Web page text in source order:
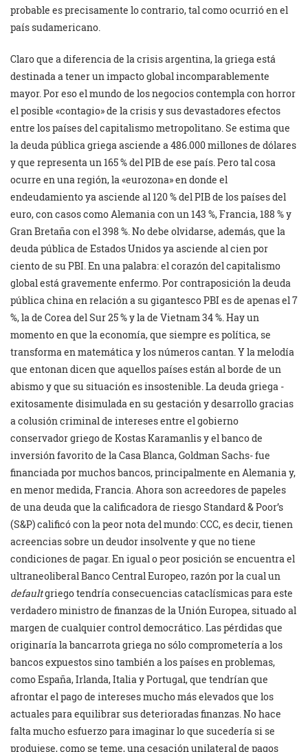
probable es precisamente lo contrario, tal como ocurrió en el
país sudamericano.
Claro que a diferencia de la crisis argentina, la griega está
destinada a tener un impacto global incomparablemente
mayor. Por eso el mundo de los negocios contempla con horror
el posible «contagio» de la crisis y sus devastadores efectos
entre los países del capitalismo metropolitano. Se estima que
la deuda pública griega asciende a 486.000 millones de dólares
y que representa un 165 % del PIB de ese país. Pero tal cosa
ocurre en una región, la «eurozona» en donde el
endeudamiento ya asciende al 120 % del PIB de los países del
euro, con casos como Alemania con un 143 %, Francia, 188 % y
Gran Bretaña con el 398 %. No debe olvidarse, además, que la
deuda pública de Estados Unidos ya asciende al cien por
ciento de su PBI. En una palabra: el corazón del capitalismo
global está gravemente enfermo. Por contraposición la deuda
pública china en relación a su gigantesco PBI es de apenas el 7
%, la de Corea del Sur 25 % y la de Vietnam 34 %. Hay un
momento en que la economía, que siempre es política, se
transforma en matemática y los números cantan. Y la melodía
que entonan dicen que aquellos países están al borde de un
abismo y que su situación es insostenible. La deuda griega -
exitosamente disimulada en su gestación y desarrollo gracias
a colusión criminal de intereses entre el gobierno
conservador griego de Kostas Karamanlis y el banco de
inversión favorito de la Casa Blanca, Goldman Sachs- fue
financiada por muchos bancos, principalmente en Alemania y,
en menor medida, Francia. Ahora son acreedores de papeles
de una deuda que la calificadora de riesgo Standard & Poor’s
(S&P) calificó con la peor nota del mundo: CCC, es decir, tienen
acreencias sobre un deudor insolvente y que no tiene
condiciones de pagar. En igual o peor posición se encuentra el
ultraneoliberal Banco Central Europeo, razón por la cual un
defaultgriego tendría consecuencias cataclísmicas para este
verdadero ministro de finanzas de la Unión Europea, situado al
margen de cualquier control democrático. Las pérdidas que
originaría la bancarrota griega no sólo comprometería a los
bancos expuestos sino también a los países en problemas,
como España, Irlanda, Italia y Portugal, que tendrían que
afrontar el pago de intereses mucho más elevados que los
actuales para equilibrar sus deterioradas finanzas. No hace
falta mucho esfuerzo para imaginar lo que sucedería si se
produjese, como se teme, una cesación unilateral de pagos